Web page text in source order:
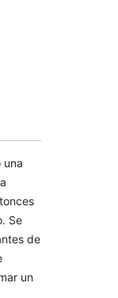
una
Se
de
un